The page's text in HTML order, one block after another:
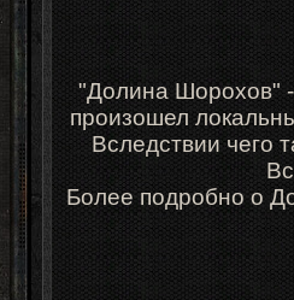
"Долина Шорохов" -
произошел
Вследствии чего
Более подробно о